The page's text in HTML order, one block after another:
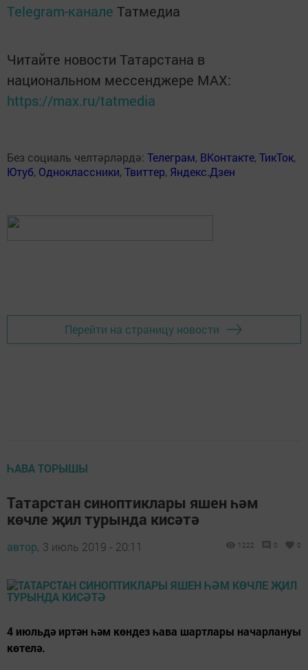
Telegram-канале Татмедиа
Читайте новости Татарстана в
национальном мессенджере MАХ:
https://max.ru/tatmedia
Без социаль челтәрләрдә: Телеграм, ВКонтакте,ТикТок,
Ютуб, Одноклассники,Твиттер, Яндекс.Дзен
Перейти на страницу новости
ҺАВА ТОРЫШЫ
Татарстан синоптиклары яшен һәм
көчле җил турында кисәтә
автор, 3 июль 2019 - 20:11 1222 0 0
4 июльдә иртән һәм көндез һава шартлары начарлануы
көтелә.